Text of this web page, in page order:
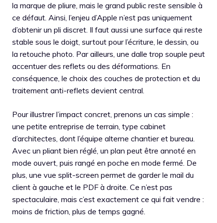
la marque de pliure, mais le grand public reste sensible à
ce défaut. Ainsi, l’enjeu d’Apple n’est pas uniquement
d’obtenir un pli discret. Il faut aussi une surface qui reste
stable sous le doigt, surtout pour l’écriture, le dessin, ou
la retouche photo. Par ailleurs, une dalle trop souple peut
accentuer des reflets ou des déformations. En
conséquence, le choix des couches de protection et du
traitement anti-reflets devient central.
Pour illustrer l’impact concret, prenons un cas simple :
une petite entreprise de terrain, type cabinet
d’architectes, dont l’équipe alterne chantier et bureau.
Avec un pliant bien réglé, un plan peut être annoté en
mode ouvert, puis rangé en poche en mode fermé. De
plus, une vue split-screen permet de garder le mail du
client à gauche et le PDF à droite. Ce n’est pas
spectaculaire, mais c’est exactement ce qui fait vendre :
moins de friction, plus de temps gagné.